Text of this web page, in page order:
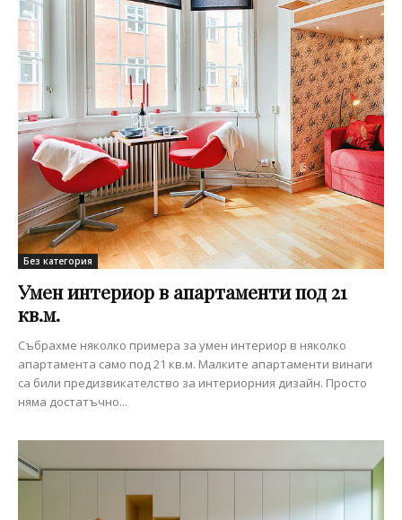
Без категория
Умен интериор в апартаменти под 21
кв.м.
Събрахме няколко примера за умен интериор в няколко
апартамента само под 21 кв.м. Малките апартаменти винаги
са били предизвикателство за интериорния дизайн. Просто
няма достатъчно...